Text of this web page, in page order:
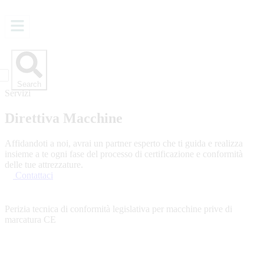
Search
Servizi
Direttiva Macchine
Affidandoti a noi, avrai un partner esperto che ti guida e realizza
insieme a te ogni fase del processo di certificazione e conformità
delle tue attrezzature.
Contattaci
Perizia tecnica di conformità legislativa per macchine prive di
marcatura CE